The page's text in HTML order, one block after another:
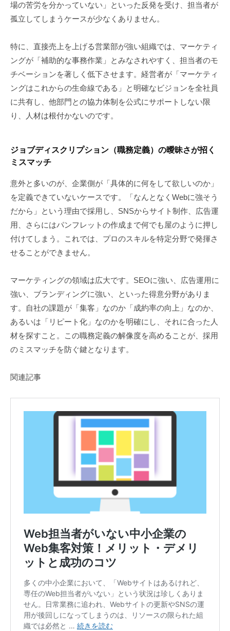
場の苦労を分かっていない」といった反発を受け、担当者が
孤立してしまうケースが少なくありません。
特に、直接売上を上げる営業部が強い組織では、マーケティ
ングが「補助的な事務作業」とみなされやすく、担当者のモ
チベーションを著しく低下させます。経営者が「マーケティ
ングはこれからの生命線である」と明確なビジョンを全社員
に共有し、他部門との協力体制を公式にサポートしない限
り、人材は根付かないのです。
ジョブディスクリプション（職務定義）の曖昧さが招く
ミスマッチ
意外と多いのが、企業側が「具体的に何をして欲しいのか」
を定義できていないケースです。「なんとなくWebに強そう
だから」という理由で採用し、SNSからサイト制作、広告運
用、さらにはパンフレットの作成まで何でも屋のように押し
付けてしまう。これでは、プロのスキルを特定分野で発揮さ
せることができません。
マーケティングの領域は広大です。SEOに強い、広告運用に
強い、ブランディングに強い、といった得意分野がありま
す。自社の課題が「集客」なのか「成約率の向上」なのか、
あるいは「リピート化」なのかを明確にし、それに合った人
材を探すこと。この職務定義の解像度を高めることが、採用
のミスマッチを防ぐ鍵となります。
関連記事